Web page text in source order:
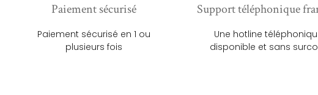
Paiement sécurisé
Paiement sécurisé en 1 ou
plusieurs fois
Support téléphonique
Une hotline
disponible et sans